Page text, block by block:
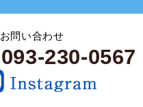
お問い合わせ
093-230-0567